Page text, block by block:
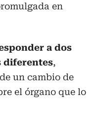
en
a dos
diferentes,
un cambio de
el órgano que lo